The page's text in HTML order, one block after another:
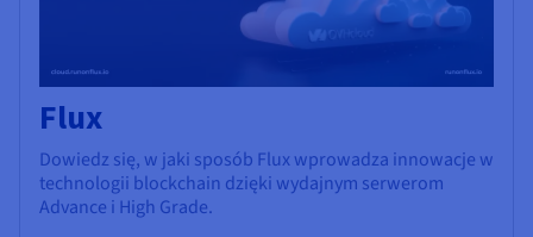
Flux
Dowiedz się, w jaki sposób Flux wprowadza innowacje w
technologii blockchain dzięki wydajnym serwerom
Advance i High Grade.